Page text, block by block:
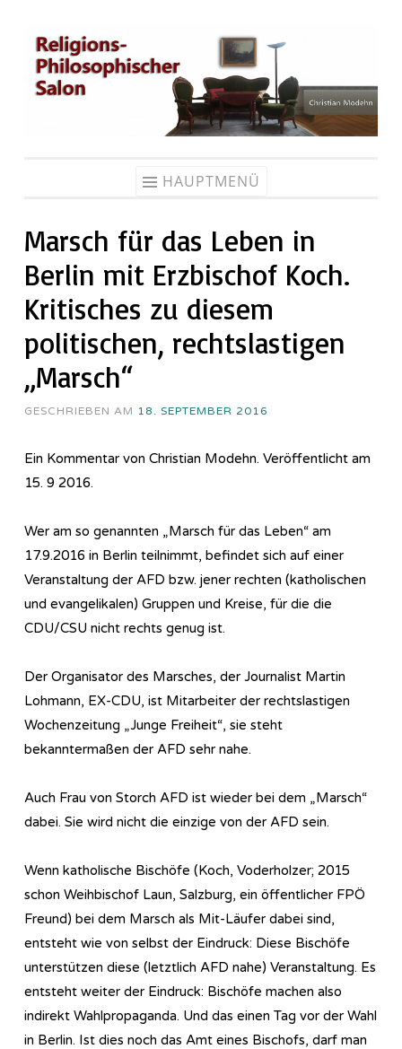
Zum
Inhalt
springen
HAUPTMENÜ
Marsch für das Leben in
Berlin mit Erzbischof Koch.
Kritisches zu diesem
politischen, rechtslastigen
„Marsch“
GESCHRIEBEN AM 18. SEPTEMBER 2016
Ein Kommentar von Christian Modehn. Veröffentlicht am
15. 9 2016.
Wer am so genannten „Marsch für das Leben“ am
17.9.2016 in Berlin teilnimmt, befindet sich auf einer
Veranstaltung der AFD bzw. jener rechten (katholischen
und evangelikalen) Gruppen und Kreise, für die die
CDU/CSU nicht rechts genug ist.
Der Organisator des Marsches, der Journalist Martin
Lohmann, EX-CDU, ist Mitarbeiter der rechtslastigen
Wochenzeitung „Junge Freiheit“, sie steht
bekanntermaßen der AFD sehr nahe.
Auch Frau von Storch AFD ist wieder bei dem „Marsch“
dabei. Sie wird nicht die einzige von der AFD sein.
Wenn katholische Bischöfe (Koch, Voderholzer; 2015
schon Weihbischof Laun, Salzburg, ein öffentlicher FPÖ
Freund) bei dem Marsch als Mit-Läufer dabei sind,
entsteht wie von selbst der Eindruck: Diese Bischöfe
unterstützen diese (letztlich AFD nahe) Veranstaltung. Es
entsteht weiter der Eindruck: Bischöfe machen also
indirekt Wahlpropaganda. Und das einen Tag vor der Wahl
in Berlin. Ist dies noch das Amt eines Bischofs, darf man